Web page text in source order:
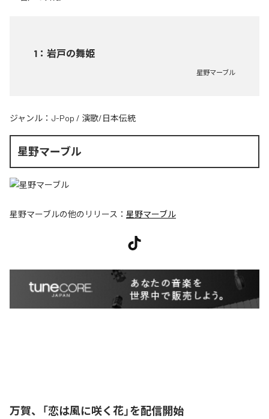
1 ： 岩戸の舞姫
星野マーブル
ジャンル： J-Pop / 演歌/日本伝統
星野マーブル
星野マーブルの他のリリース： 星野マーブル
万賀、「恋は風に咲く花」を配信開始